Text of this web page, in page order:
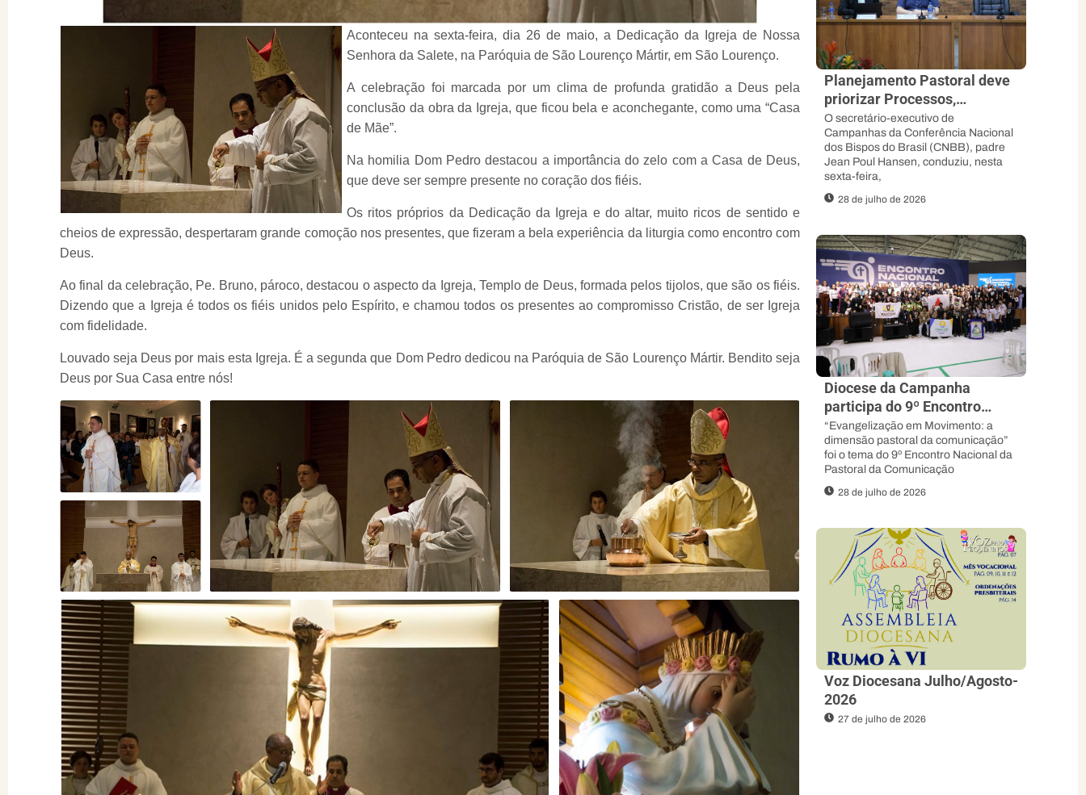
Aconteceu na sexta-feira, dia 26 de maio, a Dedicação da Igreja de Nossa
Senhora da Salete, na Paróquia de São Lourenço Mártir, em São Lourenço.
A celebração foi marcada por um clima de profunda gratidão a Deus pela
conclusão da obra da Igreja, que ficou bela e aconchegante, como uma “Casa
de Mãe”.
Na homilia Dom Pedro destacou a importância do zelo com a Casa de Deus,
que deve ser sempre presente no coração dos fiéis.
Os ritos próprios da Dedicação da Igreja e do altar, muito ricos de sentido e
cheios de expressão, despertaram grande comoção nos presentes, que fizeram a bela experiência da liturgia como encontro com
Deus.
Ao final da celebração, Pe. Bruno, pároco, destacou o aspecto da Igreja, Templo de Deus, formada pelos tijolos, que são os fiéis.
Dizendo que a Igreja é todos os fiéis unidos pelo Espírito, e chamou todos os presentes ao compromisso Cristão, de ser Igreja
com fidelidade.
Louvado seja Deus por mais esta Igreja. É a segunda que Dom Pedro dedicou na Paróquia de São Lourenço Mártir. Bendito seja
Deus por Sua Casa entre nós!
Planejamento Pastoral deve
priorizar Processos,
Sinodalidade e abertura ao
Espírito, orienta padre Jean
Poul
O secretário-executivo de
Campanhas da Conferência Nacional
dos Bispos do Brasil (CNBB), padre
Jean Poul Hansen, conduziu, nesta
sexta-feira,
28 de julho de 2026
Diocese da Campanha
participa do 9º Encontro
Nacional da Pascom e
Fortalece sua Missão
Evangelizadora
“Evangelização em Movimento: a
dimensão pastoral da comunicação”
foi o tema do 9º Encontro Nacional da
Pastoral da Comunicação
28 de julho de 2026
Voz Diocesana Julho/Agosto-
2026
27 de julho de 2026